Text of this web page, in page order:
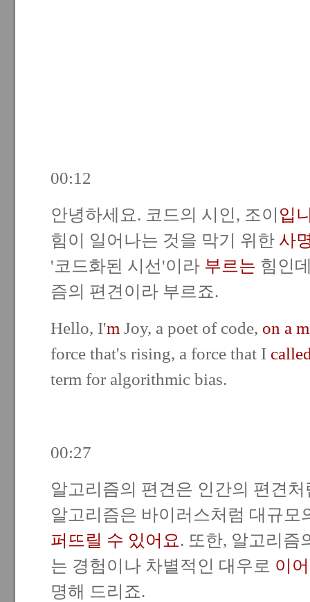
00:12
안녕하세요. 코드의 시인, 조이 입
힘이 일어나는 것을 막기 위한 사
'코드화된 시선'이라 부르는 힘인
즘의 편견이라 부르죠.
Hello, I'm Joy, a poet of code, on a
force that's rising, a force that I
term for algorithmic bias.
00:27
알고리즘의 편견은 인간의 편견
알고리즘은 바이러스처럼 대규모
퍼뜨릴 수 있어요. 또한, 알고리즘
는 경험이나 차별적인 대우로 이
명해 드리죠.